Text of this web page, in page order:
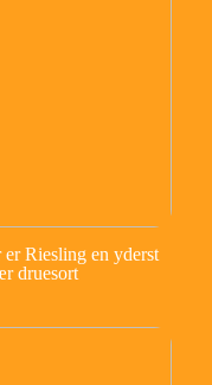
Riesling en yderst
druesort